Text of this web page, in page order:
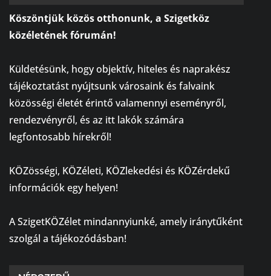
Köszöntjük közös otthonunk, a Szigetköz
közéletének fórumán!
Küldetésünk, hogy objektív, hiteles és naprakész
tájékoztatást nyújtsunk városaink és falvaink
közösségi életét érintő valamennyi eseményről,
rendezvényről, és az itt lakók számára
legfontosabb hírekről!
KÖZösségi, KÖZéleti, KÖZlekedési és KÖZérdekű
információk egy helyen!
A SzigetKÖZélet mindannyiunké, amely iránytűként
szolgál a tájékozódásban!